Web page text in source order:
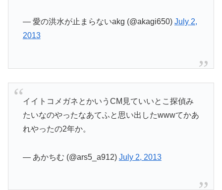
— 愛の洪水が止まらないakg (@akagi650) July 2,
2013
イイトコメガネとかいうCM見ていいとこ探偵み
たいなのやったなあてふと思い出したwwwてかあ
れやったの2年か。
— あかちむ (@ars5_a912) July 2, 2013